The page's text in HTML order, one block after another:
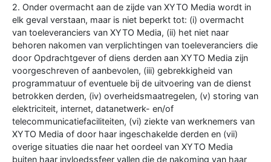
2. Onder overmacht aan de zijde van XYTO Media wordt in
elk geval verstaan, maar is niet beperkt tot: (i) overmacht
van toeleveranciers van XYTO Media, (ii) het niet naar
behoren nakomen van verplichtingen van toeleveranciers die
door Opdrachtgever of diens derden aan XYTO Media zijn
voorgeschreven of aanbevolen, (iii) gebrekkigheid van
programmatuur of eventuele bij de uitvoering van de dienst
betrokken derden, (iv) overheidsmaatregelen, (v) storing van
elektriciteit, internet, datanetwerk- en/of
telecommunicatiefaciliteiten, (vi) ziekte van werknemers van
XYTO Media of door haar ingeschakelde derden en (vii)
overige situaties die naar het oordeel van XYTO Media
buiten haar invloedssfeer vallen die de nakoming van haar